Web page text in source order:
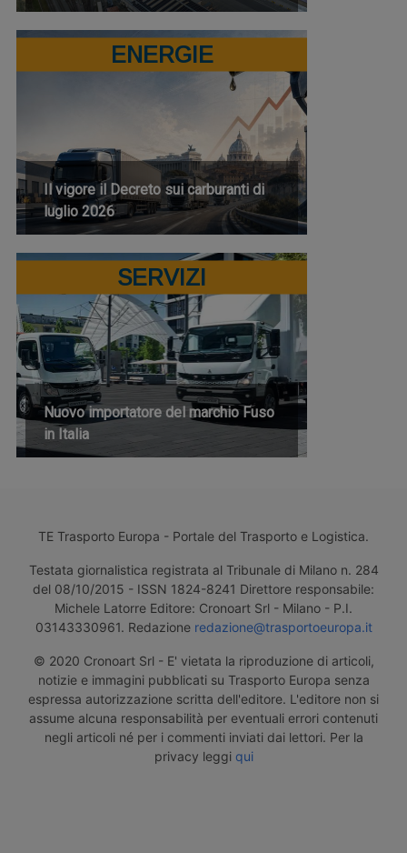
ENERGIE
Il vigore il Decreto sui carburanti di
luglio 2026
SERVIZI
Nuovo importatore del marchio Fuso
in Italia
TE Trasporto Europa - Portale del Trasporto e Logistica.
Testata giornalistica registrata al Tribunale di Milano n. 284
del 08/10/2015 - ISSN 1824-8241 Direttore responsabile:
Michele Latorre Editore: Cronoart Srl - Milano - P.I.
03143330961. Redazione redazione@trasportoeuropa.it
© 2020 Cronoart Srl - E' vietata la riproduzione di articoli,
notizie e immagini pubblicati su Trasporto Europa senza
espressa autorizzazione scritta dell'editore. L'editore non si
assume alcuna responsabilità per eventuali errori contenuti
negli articoli né per i commenti inviati dai lettori. Per la
privacy leggi qui